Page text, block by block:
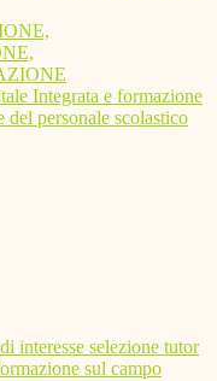
Integrata e formazione
personale scolastico
interesse selezione tutor
sul campo